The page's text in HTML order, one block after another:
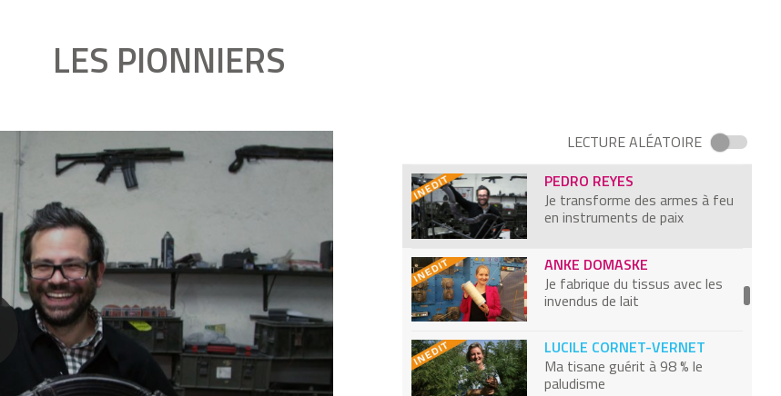
LES PIONNIERS
LECTURE ALÉATOIRE
le plus grand gisement de
phosphate au monde
PEDRO REYES
Je transforme des armes à feu
en instruments de paix
ANKE DOMASKE
Je fabrique du tissus avec les
invendus de lait
LUCILE CORNET-VERNET
Ma tisane guérit à 98 % le
paludisme